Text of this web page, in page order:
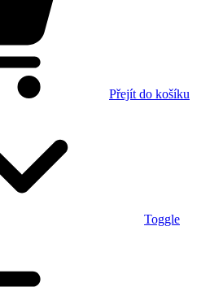
Přejít do košíku
Toggle